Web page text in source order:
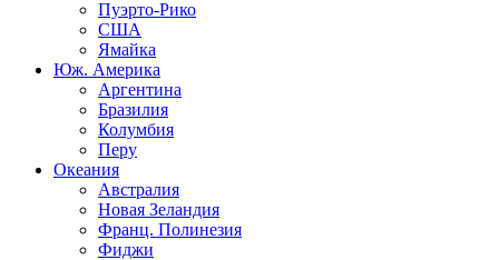
Пуэрто-Рико
США
Ямайка
Юж. Америка
Аргентина
Бразилия
Колумбия
Перу
Океания
Австралия
Новая Зеландия
Франц. Полинезия
Фиджи